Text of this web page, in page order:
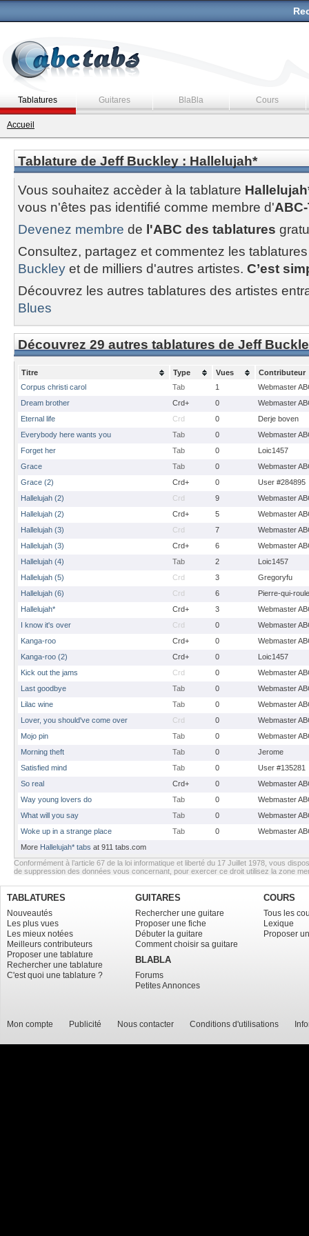
Tablatures Guitares BlaBla Cours
Accueil
Tablature de Jeff Buckley : Hallelujah*
Vous souhaitez accèder à la tablature
vous n'êtes pas identifié comme membre d'
Devenez membre de l'ABC des tablatures
Consultez, partagez et commentez les
Buckleyet de milliers d'autres artistes. C’est
Découvrez les autres tablatures des artistes
Blues
Découvrez 29 autres tablatures de Jeff
Titre Type Vues
Contributeur
Corpus christi carol
Tab 1
Webmaster
Dream brother
Crd+ 0
Webmaster
Eternal life
Crd 0
Derje boven
Everybody here wants you
Tab 0
Webmaster
Forget her
Tab 0
Loic1457
Grace
Tab 0
Webmaster
Grace (2)
Crd+ 0
User #284895
Hallelujah (2)
Crd 9
Webmaster
Hallelujah (2)
Crd+ 5
Webmaster
Hallelujah (3)
Crd 7
Webmaster
Hallelujah (3)
Crd+ 6
Webmaster
Hallelujah (4)
Tab 2
Loic1457
Hallelujah (5)
Crd 3
Gregoryfu
Hallelujah (6)
Crd 6
Pierre-qui-roule
Hallelujah*
Crd+ 3
Webmaster
I know it's over
Crd 0
Webmaster
Kanga-roo
Crd+ 0
Webmaster
Kanga-roo (2)
Crd+ 0
Loic1457
Kick out the jams
Crd 0
Webmaster
Last goodbye
Tab 0
Webmaster
Lilac wine
Tab 0
Webmaster
Lover, you should've come over
Crd 0
Webmaster
Mojo pin
Tab 0
Webmaster
Morning theft
Tab 0
Jerome
Satisfied mind
Tab 0
User #135281
So real
Crd+ 0
Webmaster
Way young lovers do
Tab 0
Webmaster
What will you say
Tab 0
Webmaster
Woke up in a strange place
Tab 0
Webmaster
More Hallelujah* tabs at 911 tabs.com
Conformément à l’article 67 de la loi informatique et liberté du 17 Juillet 1978, vous
de suppression des données vous concernant, pour exercer ce droit utilisez la zone
TABLATURES
Nouveautés
Les plus vues
Les mieux notées
Meilleurs contributeurs
Proposer une tablature
Rechercher une tablature
C'est quoi une tablature ?
GUITARES
Rechercher une guitare
Proposer une fiche
Débuter la guitare
Comment choisir sa guitare
BLABLA
Forums
Petites Annonces
COURS
Tous les
Lexique
Proposer
Mon compte Publicité Nous contacter Conditions d'utilisations